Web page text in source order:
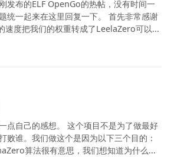
发布的ELF OpenGo的热帖，没有时间一
统一起来在这里回复一下。 首先非常感谢
速度把我们的权重转成了LeelaZero可以...
点自己的感想。 这个项目不是为了做最好
败谁。我们做这个是因为以下三个目的：
算法很有意思，我们想知道为什么...